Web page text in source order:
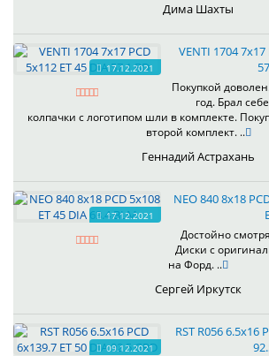
Дима Шахты
17.12.2021
VENTI 1704 7x17
Покупкой
год. Брал
колпачки с логотипом шли в комплекте.
второй комплект. ..
Геннадий Астрахань
17.12.2021
NEO 840 8x18
Достойно
Диски с
на Форд. ..
Сергей Иркутск
09.12.2021
RST R056 6.5x16